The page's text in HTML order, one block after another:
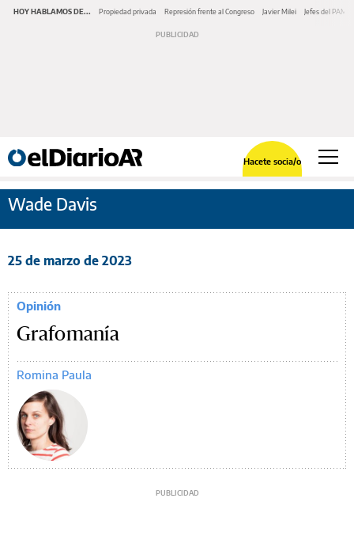
HOY HABLAMOS DE... Propiedad privada Represión frente al Congreso Javier Milei Jefes del PAMI
Hacete socia/o
Wade Davis
25 de marzo de 2023
Opinión
Grafomanía
Romina Paula